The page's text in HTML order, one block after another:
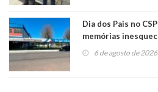
Dia dos Pais no
memórias
6 de agosto de 2026